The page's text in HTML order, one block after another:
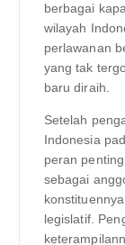
berbagai
wilayah
perlawanan
yang tak
baru diraih.
Setelah
Indonesia
peran
sebagai
legislatif.